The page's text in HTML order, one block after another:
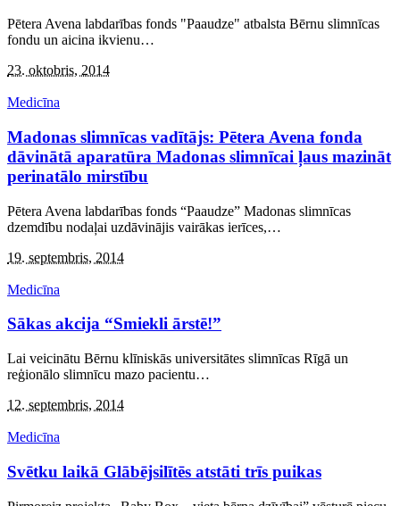
Pētera Avena labdarības fonds "Paaudze" atbalsta Bērnu slimnīcas
fondu un aicina ikvienu…
23. oktobris, 2014
Medicīna
Madonas slimnīcas vadītājs: Pētera Avena fonda
dāvinātā aparatūra Madonas slimnīcai ļaus mazināt
perinatālo mirstību
Pētera Avena labdarības fonds “Paaudze” Madonas slimnīcas
dzemdību nodaļai uzdāvinājis vairākas ierīces,…
19. septembris, 2014
Medicīna
Sākas akcija “Smiekli ārstē!”
Lai veicinātu Bērnu klīniskās universitātes slimnīcas Rīgā un
reģionālo slimnīcu mazo pacientu…
12. septembris, 2014
Medicīna
Svētku laikā Glābējsilītēs atstāti trīs puikas